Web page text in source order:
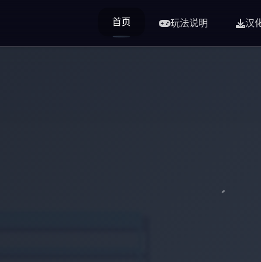
首页 玩法说明 汉